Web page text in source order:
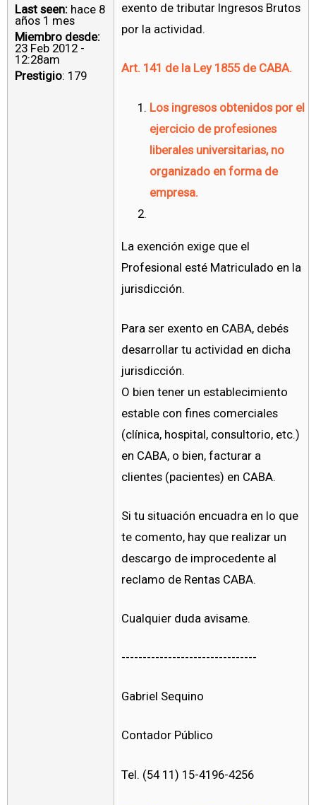
Last seen: hace 8
años 1 mes
Miembro desde:
23 Feb 2012 -
12:28am
Prestigio: 179
exento de tributar Ingresos Brutos
por la actividad.
Art. 141 de la Ley 1855 de CABA.
Los ingresos obtenidos por el
ejercicio de profesiones
liberales universitarias, no
organizado en forma de
empresa.
La exención exige que el
Profesional esté Matriculado en la
jurisdicción.
Para ser exento en CABA, debés
desarrollar tu actividad en dicha
jurisdicción.
O bien tener un establecimiento
estable con fines comerciales
(clínica, hospital, consultorio, etc.)
en CABA, o bien, facturar a
clientes (pacientes) en CABA.
Si tu situación encuadra en lo que
te comento, hay que realizar un
descargo de improcedente al
reclamo de Rentas CABA.
Cualquier duda avisame.
--------------------------------
Gabriel Sequino
Contador Público
Tel. (54 11) 15-4196-4256